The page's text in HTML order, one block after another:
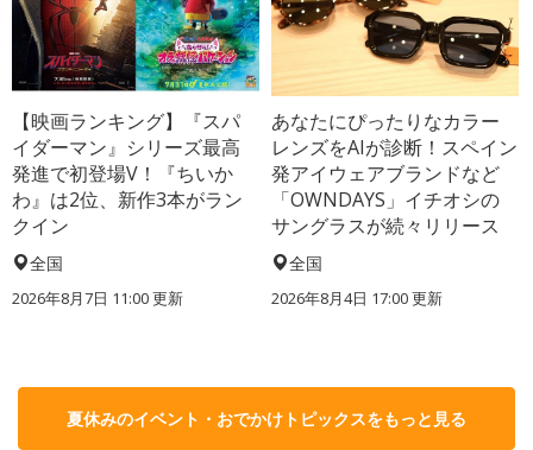
【映画ランキング】『スパ
イダーマン』シリーズ最高
発進で初登場V！『ちいか
わ』は2位、新作3本がラン
クイン
全国
2026年8月7日 11:00更新
あなたにぴったりなカラー
レンズをAIが診断！スペイン
発アイウェアブランドなど
「OWNDAYS」イチオシの
サングラスが続々リリース
全国
2026年8月4日 17:00更新
夏休みのイベント・おでかけトピックスをもっと見る